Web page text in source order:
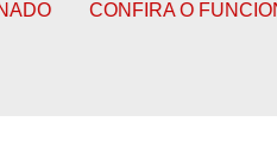
FUNCIONAMENTO DE